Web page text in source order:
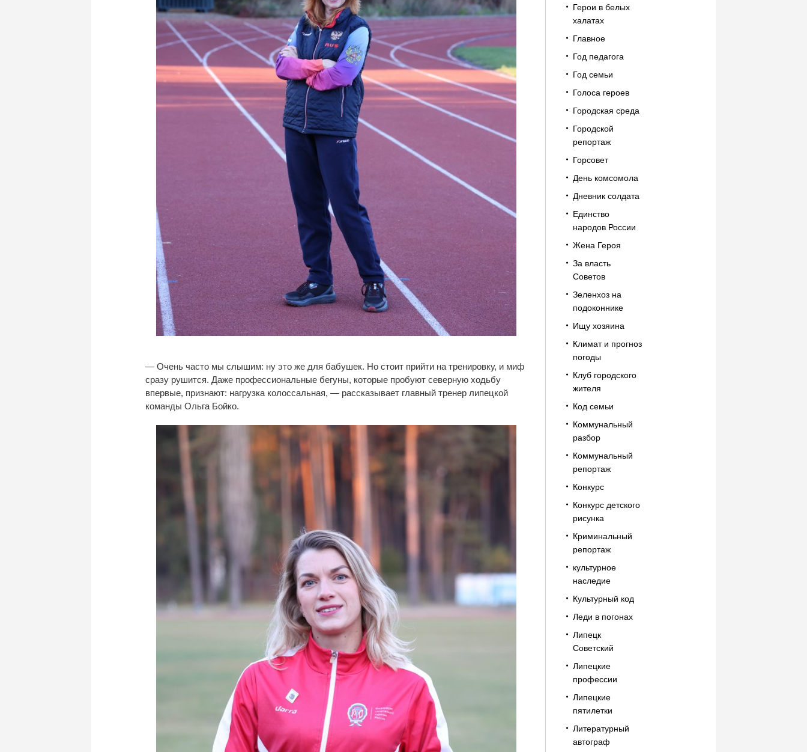
— Очень часто мы слышим: ну это же для бабушек. Но стоит прийти на тренировку, и миф
сразу рушится. Даже профессиональные бегуны, которые пробуют северную ходьбу
впервые, признают: нагрузка колоссальная, — рассказывает главный тренер липецкой
команды Ольга Бойко.
Герои в белых
халатах
Главное
Год педагога
Год семьи
Голоса героев
Городская среда
Городской
репортаж
Горсовет
День комсомола
Дневник солдата
Единство
народов России
Жена Героя
За власть
Советов
Зеленхоз на
подоконнике
Ищу хозяина
Климат и прогноз
погоды
Клуб городского
жителя
Код семьи
Коммунальный
разбор
Коммунальный
репортаж
Конкурс
Конкурс детского
рисунка
Криминальный
репортаж
культурное
наследие
Культурный код
Леди в погонах
Липецк
Советский
Липецкие
профессии
Липецкие
пятилетки
Литературный
автограф